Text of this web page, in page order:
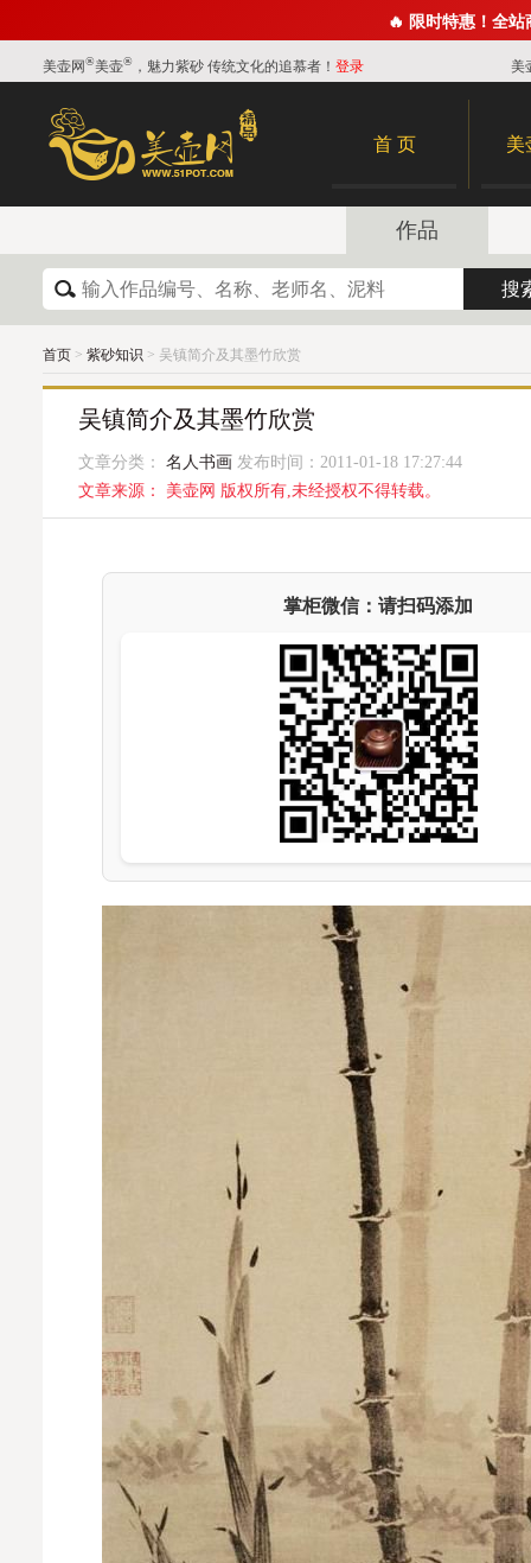
🔥 限时特惠！全
美壶网®美壶® ，魅力紫砂 传统文化的追慕者！ 登录 美
首 页 美
作品
首页 > 紫砂知识 > 吴镇简介及其墨竹欣赏
吴镇简介及其墨竹欣赏
文章分类： 名人书画 发布时间：2011-01-18 17:27:44
文章来源： 美壶网 版权所有,未经授权不得转载。
掌柜微信：请扫码添加